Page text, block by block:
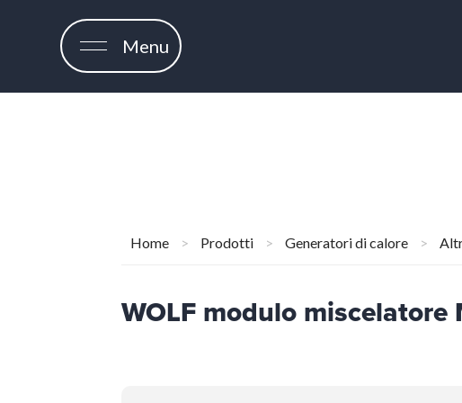
Menu
Home > Prodotti > Generatori di calore >
WOLF modulo miscelatore